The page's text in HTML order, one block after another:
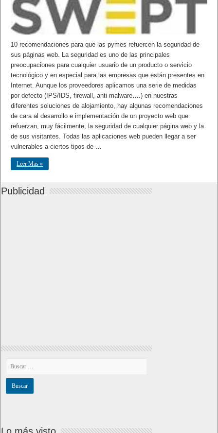
10 recomendaciones para que las pymes refuercen la seguridad de
sus páginas web. La seguridad es uno de las principales
preocupaciones para cualquier usuario de un producto o servicio
tecnológico y en especial para las empresas que están presentes en
Internet. Aunque los proveedores aplicamos una serie de medidas
por defecto (IPS/IDS, firewall, anti-malware….) en nuestras
diferentes soluciones de alojamiento, hay algunas recomendaciones
de cara al desarrollo e implementación de un proyecto web que
refuerzan, muy fácilmente, la seguridad de cualquier página web y la
de sus visitantes. Todas las aplicaciones web pueden llegar a ser
vulnerables a ciertos tipos de …
Leer Mas »
Publicidad